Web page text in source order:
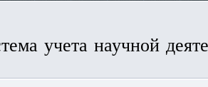
учета научной